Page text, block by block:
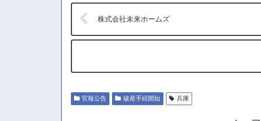
株式会社未来ホームズ
官報公告 破産手続開始 兵庫